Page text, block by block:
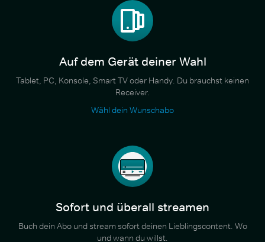
Auf dem Gerät deiner Wahl
Tablet, PC, Konsole, Smart TV oder Handy. Du brauchst keinen
Receiver.
Wähl dein Wunschabo
Sofort und überall streamen
Buch dein Abo und stream sofort deinen Lieblingscontent. Wo
und wann du willst.